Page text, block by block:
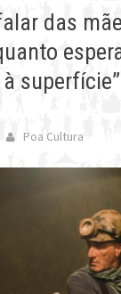
das
Poa Cultura